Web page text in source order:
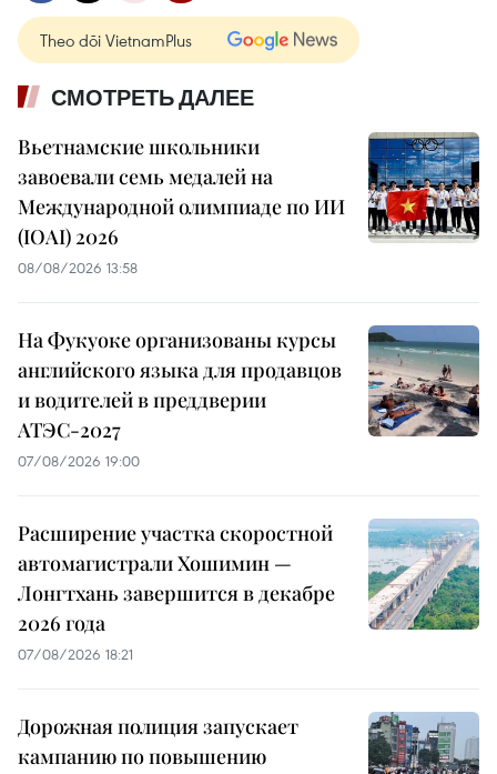
Theo dõi VietnamPlus
СМОТРЕТЬ ДАЛЕЕ
Вьетнамские школьники
завоевали семь медалей на
Международной олимпиаде по ИИ
(IOAI) 2026
08/08/2026 13:58
На Фукуоке организованы курсы
английского языка для продавцов
и водителей в преддверии
АТЭС-2027
07/08/2026 19:00
Расширение участка скоростной
автомагистрали Хошимин —
Лонгтхань завершится в декабре
2026 года
07/08/2026 18:21
Дорожная полиция запускает
кампанию по повышению